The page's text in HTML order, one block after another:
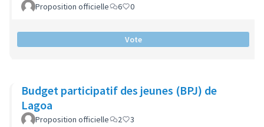
Proposition officielle 6 0
Vote
Budget participatif des jeunes (BPJ) de
Lagoa
Proposition officielle 2 3